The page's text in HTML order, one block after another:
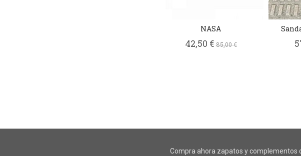
NASA
42,50 €85,00 €
Compra ahora zapatos y complementos